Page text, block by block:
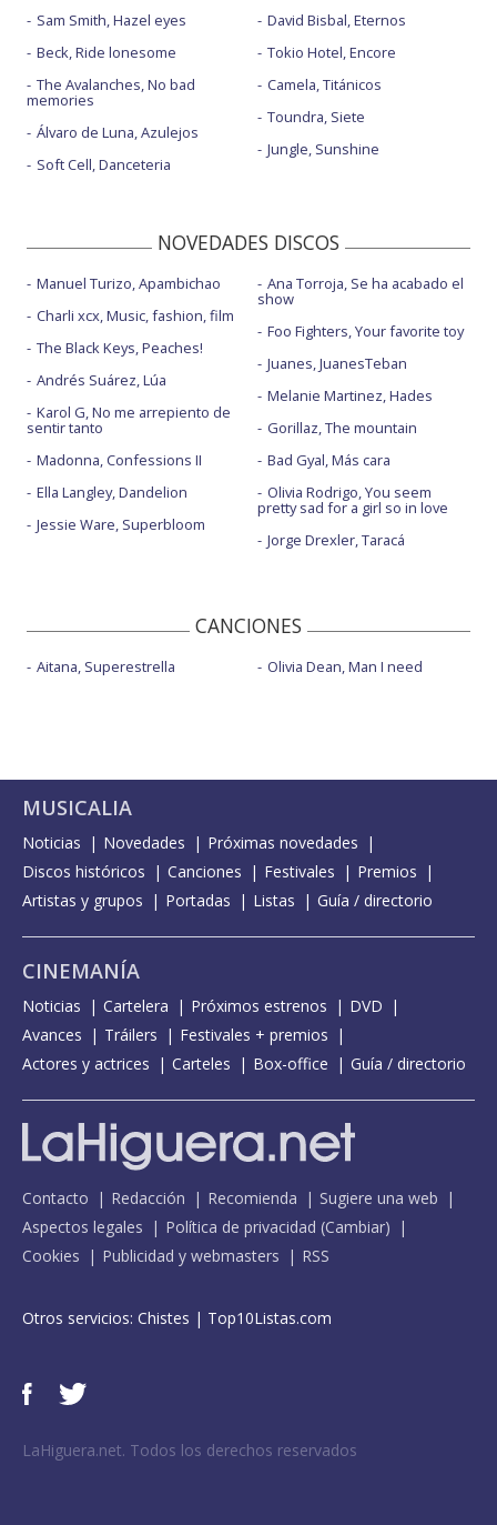
Sam Smith, Hazel eyes
Beck, Ride lonesome
The Avalanches, No bad
memories
Álvaro de Luna, Azulejos
Soft Cell, Danceteria
David Bisbal, Eternos
Tokio Hotel, Encore
Camela, Titánicos
Toundra, Siete
Jungle, Sunshine
NOVEDADES DISCOS
Manuel Turizo, Apambichao
Charli xcx, Music, fashion, film
The Black Keys, Peaches!
Andrés Suárez, Lúa
Karol G, No me arrepiento de
sentir tanto
Madonna, Confessions II
Ella Langley, Dandelion
Jessie Ware, Superbloom
Ana Torroja, Se ha acabado el
show
Foo Fighters, Your favorite toy
Juanes, JuanesTeban
Melanie Martinez, Hades
Gorillaz, The mountain
Bad Gyal, Más cara
Olivia Rodrigo, You seem
pretty sad for a girl so in love
Jorge Drexler, Taracá
CANCIONES
Aitana, Superestrella Olivia Dean, Man I need
MUSICALIA
Noticias Novedades
Próximas novedades
Discos históricos
Canciones Festivales
Premios
Artistas y grupos
Portadas Listas Guía / directorio
CINEMANÍA
Noticias Cartelera Próximos estrenos
DVD
Avances
Tráilers
Festivales + premios
Actores y actrices
Carteles Box-office Guía / directorio
Contacto Redacción Recomienda
Sugiere una web
Aspectos legales
Política de privacidad (Cambiar)
Cookies
Publicidad y webmasters RSS
Otros servicios: Chistes | Top10Listas.com
LaHiguera.net. Todos los derechos reservados